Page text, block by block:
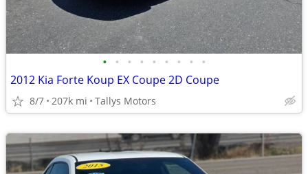
• • • • • • • • •
2012 Kia Forte Koup EX Coupe 2D Coupe
8/7 207k mi Tallys Motors